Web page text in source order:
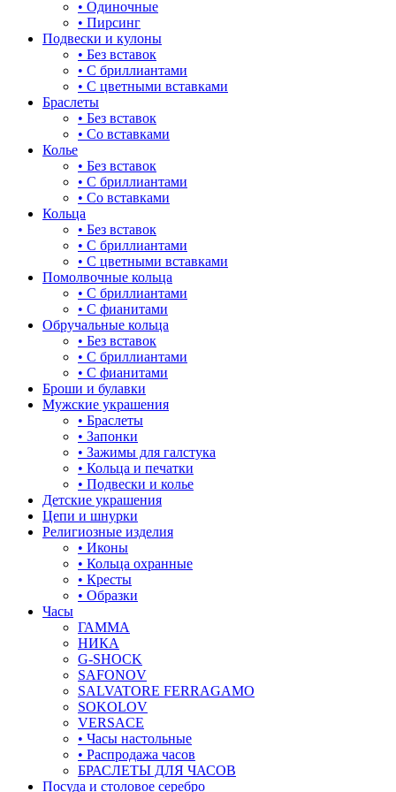
• Одиночные
• Пирсинг
Подвески и кулоны
• Без вставок
• С бриллиантами
• С цветными вставками
Браслеты
• Без вставок
• Со вставками
Колье
• Без вставок
• С бриллиантами
• Со вставками
Кольца
• Без вставок
• С бриллиантами
• С цветными вставками
Помолвочные кольца
• С бриллиантами
• С фианитами
Обручальные кольца
• Без вставок
• С бриллиантами
• С фианитами
Броши и булавки
Мужские украшения
• Браслеты
• Запонки
• Зажимы для галстука
• Кольца и печатки
• Подвески и колье
Детские украшения
Цепи и шнурки
Религиозные изделия
• Иконы
• Кольца охранные
• Кресты
• Образки
Часы
ГАММА
НИКА
G-SHOCK
SAFONOV
SALVATORE FERRAGAMO
SOKOLOV
VERSACE
• Часы настольные
• Распродажа часов
БРАСЛЕТЫ ДЛЯ ЧАСОВ
Посуда и столовое серебро